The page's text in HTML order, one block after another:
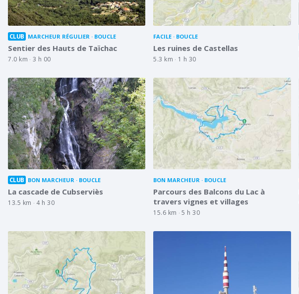
CLUB MARCHEUR RÉGULIER BOUCLE
Sentier des Hauts de Taïchac
7.0 km 3 h 00
FACILE BOUCLE
Les ruines de Castellas
5.3 km 1 h 30
CLUB BON MARCHEUR BOUCLE
La cascade de Cubserviès
13.5 km 4 h 30
BON MARCHEUR BOUCLE
Parcours des Balcons du Lac à
travers vignes et villages
15.6 km 5 h 30